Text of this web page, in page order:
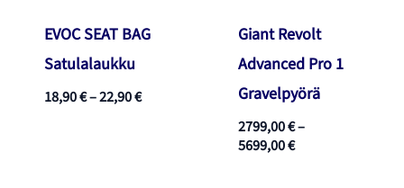
EVOC SEAT BAG
Satulalaukku
18,90€–22,90€Hintaluokka:
Giant Revolt
Advanced Pro 1
Gravelpyörä
2799,00€–
5699,00€Hintaluokka: